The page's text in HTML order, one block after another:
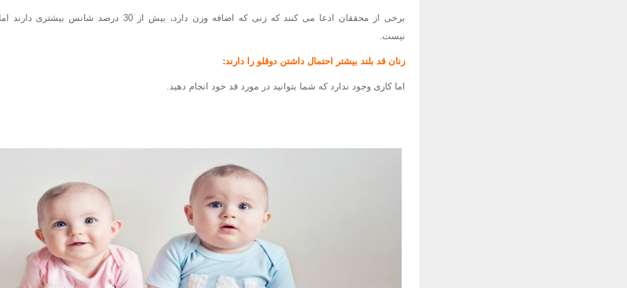
برخی از محققان ادعا می کنند که زنی که اضافه وزن دارد، بیش از
نیست.
زنان قد بلند بیشتر احتمال داشتن دوقلو را دارند:
اما کاری وجود ندارد که شما بتوانید در مورد قد خود انجام دهید.